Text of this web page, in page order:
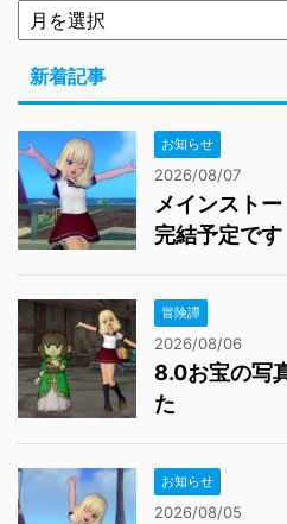
新着記事
お知らせ
2026/08/07
メインスト
完結予定です
冒険譚
2026/08/06
8.0お宝の写
た
お知らせ
2026/08/05